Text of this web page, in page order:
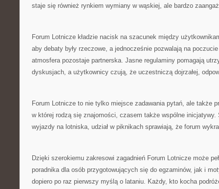
staje się również rynkiem wymiany w wąskiej, ale bardzo
Forum Lotnicze kładzie nacisk na szacunek między
aby debaty były rzeczowe, a jednocześnie pozwalają na
atmosfera pozostaje partnerska. Jasne regulaminy pomagają
dyskusjach, a użytkownicy czują, że uczestniczą dojrzałej,
Forum Lotnicze to nie tylko miejsce zadawania pytań, ale także
w której rodzą się znajomości, czasem także wspólne inicjatywy.
wyjazdy na lotniska, udział w piknikach sprawiają, że forum
Dzięki szerokiemu zakresowi zagadnień Forum Lotnicze może
poradnika dla osób przygotowujących się do egzaminów, jak i
dopiero po raz pierwszy myślą o lataniu. Każdy, kto kocha